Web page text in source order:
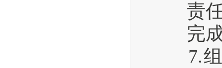
责任
完成
7.组